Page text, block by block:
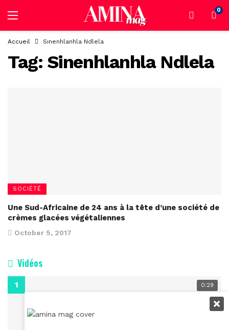
0
Accueil Sinenhlanhla Ndlela
Tag: Sinenhlanhla Ndlela
SOCIÉTÉ
Une Sud-Africaine de 24 ans à la tête d’une société de
crèmes glacées végétaliennes
October 5, 2017
Vidéos
0:29